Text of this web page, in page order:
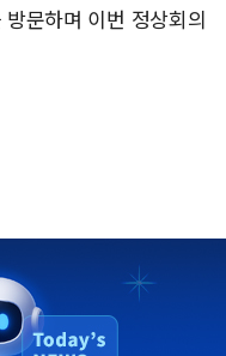
문하며 이번 정상회의